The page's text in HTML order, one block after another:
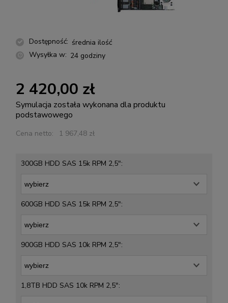
Dostępność: średnia ilość
Wysyłka w: 24 godziny
2 420,00 zł
Symulacja została wykonana dla produktu
podstawowego
Cena netto: 1 967,48 zł
300GB HDD SAS 15k RPM 2,5":
600GB HDD SAS 15k RPM 2,5":
900GB HDD SAS 10k RPM 2,5":
1,8TB HDD SAS 10k RPM 2,5":